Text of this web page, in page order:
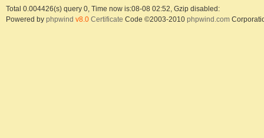
Total 0.004426(s) query 0, Time now is:08-08 02:52, Gzip disabled:
Powered by phpwind v8.0 Certificate Code ©2003-2010 phpwind.com